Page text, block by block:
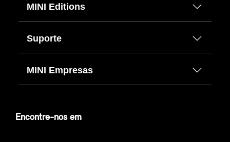
MINI Editions
Suporte
MINI Empresas
Encontre-nos em